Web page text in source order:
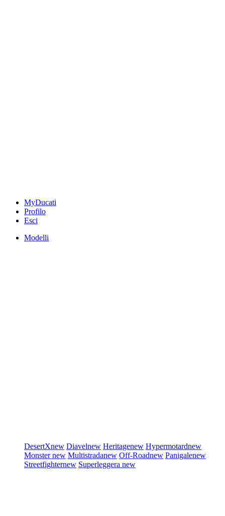
MyDucati
Profilo
Esci
Modelli
DesertXnew Diavelnew Heritagenew Hypermotardnew
Monsternew Multistradanew Off-Roadnew Panigalenew
Streetfighternew Superleggera new